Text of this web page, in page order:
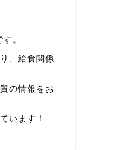
。
、給食関係
の情報をお
います！